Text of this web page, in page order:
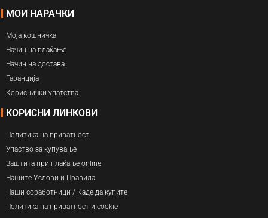
МОИ НАРАЧКИ
Моја кошничка
Начин на плаќање
Начин на достава
Гаранција
Кориснички упатства
КОРИСНИ ЛИНКОВИ
Политика на приватност
Упаство за купување
Заштита при плаќање online
Нашите Услови и Правила
Наши соработници / Каде да купите
Политика на приватност и cookie